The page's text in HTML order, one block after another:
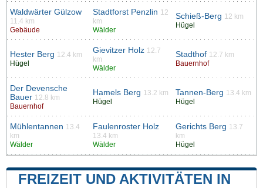
Waldwärter Gülzow
11.4 km
Gebäude
Stadtforst Penzlin 12
km
Wälder
Schieß-Berg 12 km
Hügel
Hester Berg 12.4 km
Hügel
Gievitzer Holz 12.7
km
Wälder
Stadthof 12.7 km
Bauernhof
Der Devensche
Bauer 12.8 km
Bauernhof
Hamels Berg 13.2 km
Hügel
Tannen-Berg 13.4 km
Hügel
Mühlentannen 13.4
km
Wälder
Faulenroster Holz
13.4 km
Wälder
Gerichts Berg 13.7
km
Hügel
FREIZEIT UND AKTIVITÄTEN IN